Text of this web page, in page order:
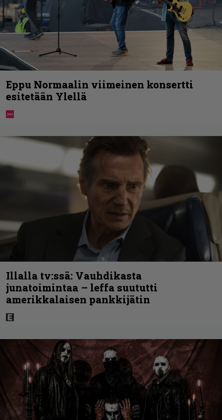
Eppu Normaalin viimeinen konsertti
esitetään Ylellä
Illalla tv:ssä: Vauhdikasta
junatoimintaa – leffa suututti
amerikkalaisen pankkijätin